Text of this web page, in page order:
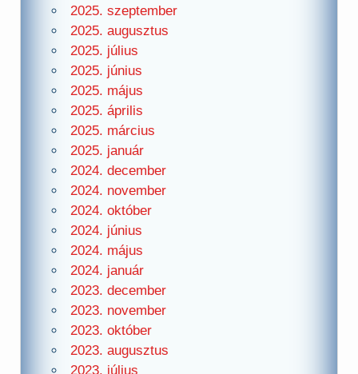
2025. szeptember
2025. augusztus
2025. július
2025. június
2025. május
2025. április
2025. március
2025. január
2024. december
2024. november
2024. október
2024. június
2024. május
2024. január
2023. december
2023. november
2023. október
2023. augusztus
2023. július